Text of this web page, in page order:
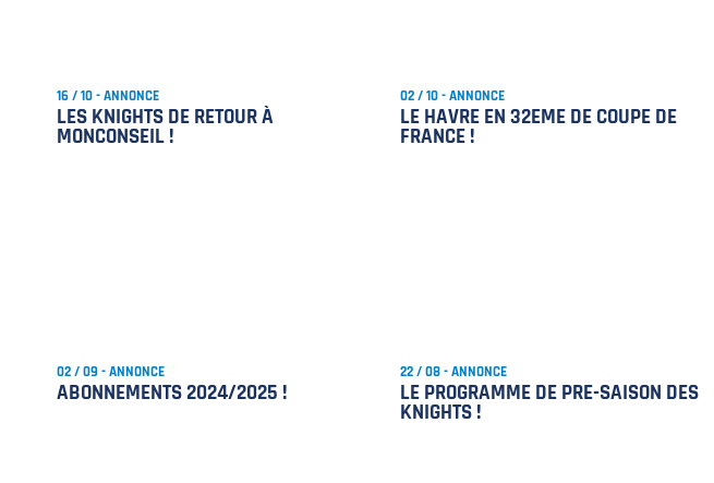
16 / 10 - ANNONCE
LES KNIGHTS DE RETOUR À
MONCONSEIL !
02 / 10 - ANNONCE
LE HAVRE EN 32EME DE COUPE DE
FRANCE !
02 / 09 - ANNONCE
ABONNEMENTS 2024/2025 !
22 / 08 - ANNONCE
LE PROGRAMME DE PRE-SAISON DES
KNIGHTS !